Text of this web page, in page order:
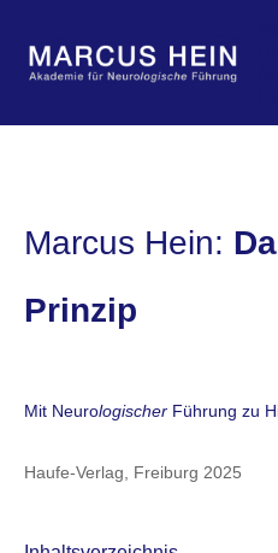
springen
Marcus Hein:
Prinzip
Mit Neurologischer Führung zu
Haufe-Verlag, Freiburg 2025